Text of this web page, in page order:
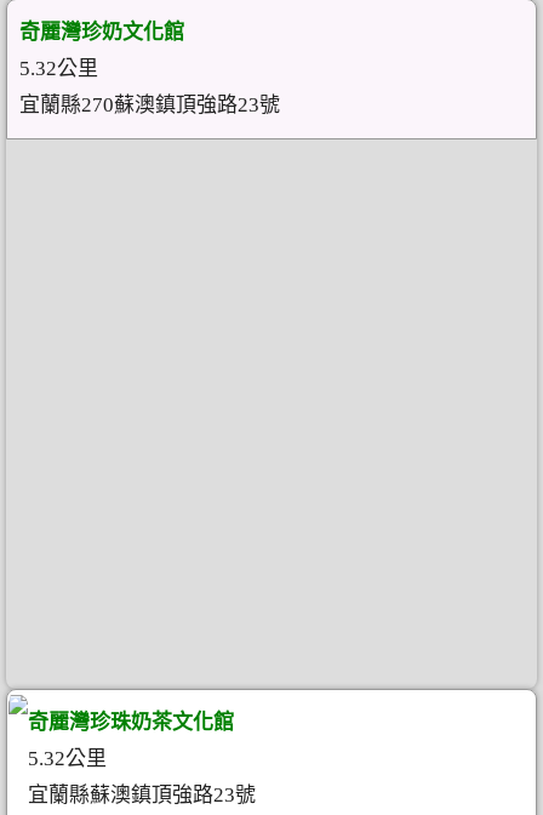
奇麗灣珍奶文化館
5.32公里
宜蘭縣270蘇澳鎮頂強路23號
奇麗灣珍珠奶茶文化館
5.32公里
宜蘭縣蘇澳鎮頂強路23號